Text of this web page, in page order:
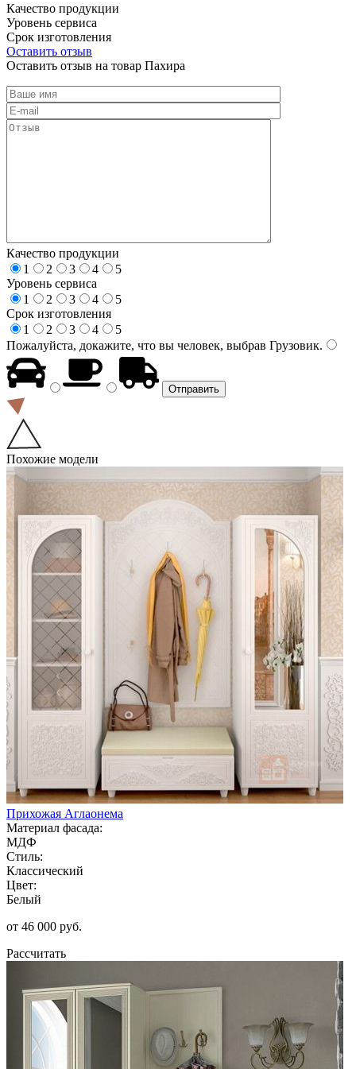
Качество продукции
Уровень сервиса
Срок изготовления
Оставить отзыв
Оставить отзыв на товар Пахира
Качество продукции
1
2 3 4
5
Уровень сервиса
1
2 3 4
5
Срок изготовления
1
2 3 4
5
Пожалуйста, докажите, что вы человек, выбрав Грузовик.
Похожие модели
Прихожая Аглаонема
Материал фасада:
МДФ
Стиль:
Классический
Цвет:
Белый
от 46 000 руб.
Рассчитать